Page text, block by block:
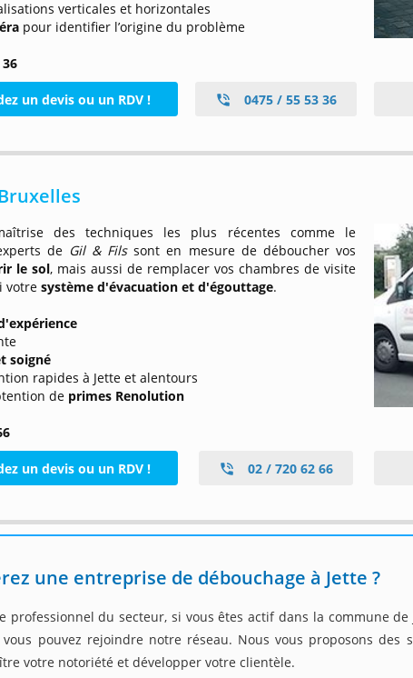
verticales et horizontales
pour identifier l’origine du problème
un devis ou un RDV ! 0475 / 55 53 36
des techniques les plus récentes comme le
de Gil & Filssont en mesure de déboucher vos
le sol, mais aussi de remplacer vos chambres de visite
votre système d'évacuation et d'égouttage.
soigné
rapides à Jette et alentours
de primes Renolution
un devis ou un RDV ! 02 / 720 62 66
une entreprise de débouchage à Jette ?
professionnel du secteur, si vous êtes actif dans la commune de
pouvez rejoindre notre réseau. Nous vous proposons des
votre notoriété et développer votre clientèle.